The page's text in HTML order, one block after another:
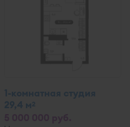
1-комнатная студия
29,4 м2